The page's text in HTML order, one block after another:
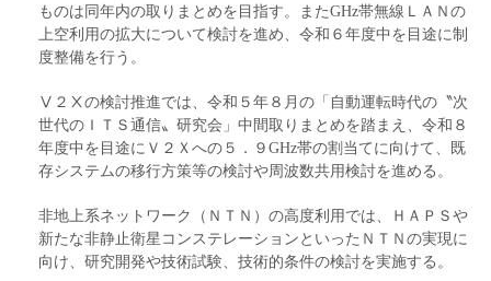
ものは同年内の取りまとめを目指す。またGHz帯無線ＬＡＮの
上空利用の拡大について検討を進め、令和６年度中を目途に制
度整備を行う。
Ⅴ２Ⅹの検討推進では、令和５年８月の「自動運転時代の〝次
世代のＩＴＳ通信〟研究会」中間取りまとめを踏まえ、令和８
年度中を目途にＶ２Ｘへの５．９GHz帯の割当てに向けて、既
存システムの移行方策等の検討や周波数共用検討を進める。
非地上系ネットワーク（ＮＴＮ）の高度利用では、ＨＡＰＳや
新たな非静止衛星コンステレーションといったＮＴＮの実現に
向け、研究開発や技術試験、技術的条件の検討を実施する。